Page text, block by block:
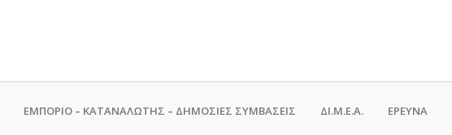
ΕΜΠΟΡΙΟ – ΚΑΤΑΝΑΛΩΤΗΣ – ΔΗΜΟΣΙΕΣ ΣΥΜΒΑΣΕΙΣ ΔΙ.Μ.Ε.Α. ΕΡΕΥΝΑ